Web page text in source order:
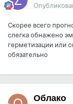
Скорее всего
слегка обнажено
герметизации или
обязательно
Облако